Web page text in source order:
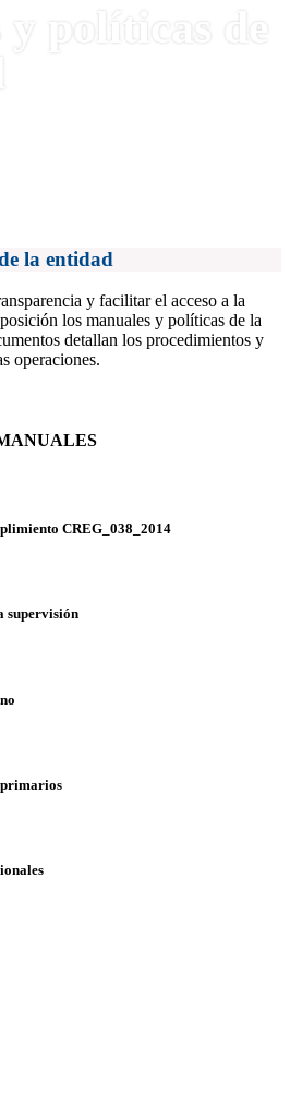
políticas de
la entidad
y facilitar el acceso a la
los manuales y políticas de la
detallan los procedimientos y
operaciones.
CREG_038_2014
supervisión
primarios